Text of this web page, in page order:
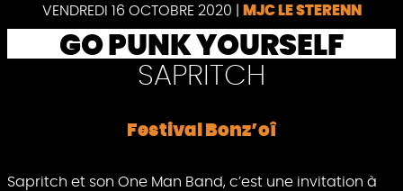
Pause
VENDREDI 16 OCTOBRE 2020 MJC LE STERENN
GO PUNK YOURSELF
SAPRITCH
Festival Bonz’oî
Sapritch et son One Man Band, c’est une invitation à